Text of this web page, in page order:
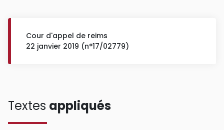
Cour d'appel de reims
22 janvier 2019 (n°17/02779)
Textes appliqués